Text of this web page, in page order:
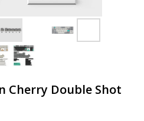
Cherry Double Shot